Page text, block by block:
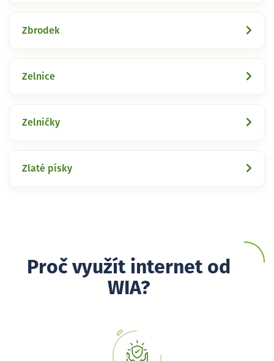
Zbrodek
Zelnice
Zelničky
Zlaté písky
Proč využít internet od
WIA?